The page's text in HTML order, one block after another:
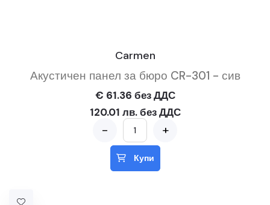
Carmen
Акустичен панел за бюро CR-301 - сив
€ 61.36 без ДДС
120.01 лв. без ДДС
- +
Купи